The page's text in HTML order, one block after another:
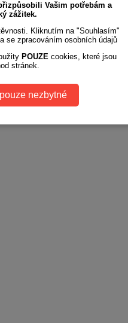
Vašim potřebám a
zážitek.
Kliknutím na "Souhlasím"
se zpracováním osobních údajů
POUZE cookies, které jsou
stránek.
nezbytné